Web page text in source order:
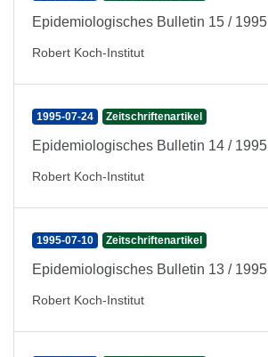
Epidemiologisches Bulletin 15 / 1995
Robert Koch-Institut
1995-07-24 Zeitschriftenartikel
Epidemiologisches Bulletin 14 / 1995
Robert Koch-Institut
1995-07-10 Zeitschriftenartikel
Epidemiologisches Bulletin 13 / 1995
Robert Koch-Institut